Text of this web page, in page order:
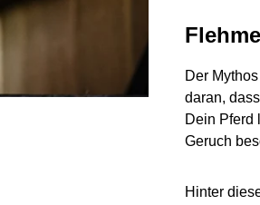
Der
daran,
Dein Pferd
Geruch
Hinter